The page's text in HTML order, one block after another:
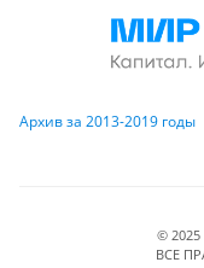
Архив за 2013-2019 годы
©
ВСЕ